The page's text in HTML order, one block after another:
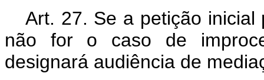
Art. 27. Se a petição inicial
não for o caso de
designará audiência de